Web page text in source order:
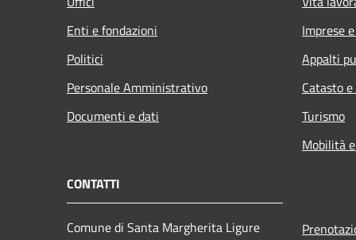
Enti e fondazioni
Politici
Personale Amministrativo
Documenti e dati
Imprese
Appalti
Catasto
Turismo
Mobilità
CONTATTI
Comune di Santa Margherita Ligure